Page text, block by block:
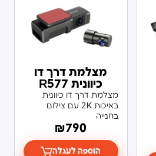
מצלמת דרך דו
כיוונית R577
מצלמת דרך דו כיוונית
באיכות 2K עם צילום
בחנייה
₪790
הוספה לעגלה